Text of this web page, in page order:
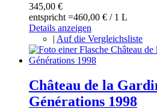
345,00 €
entspricht =460,00 € / 1 L
Details anzeigen
| Auf die Vergleichsliste
Château de la
Générations 1998